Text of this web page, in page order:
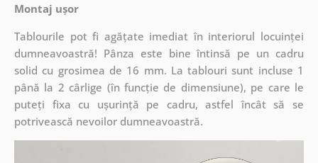
Montaj ușor
Tablourile pot fi agățate imediat în interiorul locuinței
dumneavoastră! Pânza este bine întinsă pe un cadru
solid cu grosimea de 16 mm. La tablouri sunt incluse 1
până la 2 cârlige (în funcție de dimensiune), pe care le
puteți fixa cu ușurință pe cadru, astfel încât să se
potrivească nevoilor dumneavoastră.